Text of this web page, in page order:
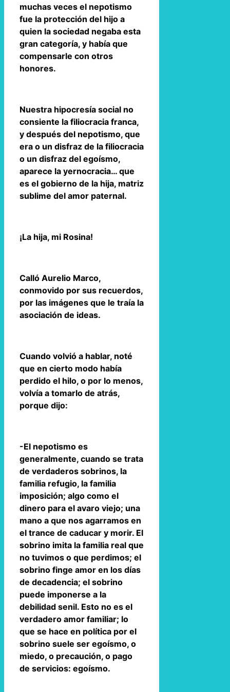
muchas veces el nepotismo
fue la protección del hijo a
quien la sociedad negaba esta
gran categoría, y había que
compensarle con otros
honores.
Nuestra hipocresía social no
consiente la filiocracia franca,
y después del nepotismo, que
era o un disfraz de la filiocracia
o un disfraz del egoísmo,
aparece la yernocracia… que
es el gobierno de la hija, matriz
sublime del amor paternal.
¡La hija, mi Rosina!
Calló Aurelio Marco,
conmovido por sus recuerdos,
por las imágenes que le traía la
asociación de ideas.
Cuando volvió a hablar, noté
que en cierto modo había
perdido el hilo, o por lo menos,
volvía a tomarlo de atrás,
porque dijo:
-El nepotismo es
generalmente, cuando se trata
de verdaderos sobrinos, la
familia refugio, la familia
imposición; algo como el
dinero para el avaro viejo; una
mano a que nos agarramos en
el trance de caducar y morir. El
sobrino imita la familia real que
no tuvimos o que perdimos; el
sobrino finge amor en los días
de decadencia; el sobrino
puede imponerse a la
debilidad senil. Esto no es el
verdadero amor familiar; lo
que se hace en política por el
sobrino suele ser egoísmo, o
miedo, o precaución, o pago
de servicios: egoísmo.